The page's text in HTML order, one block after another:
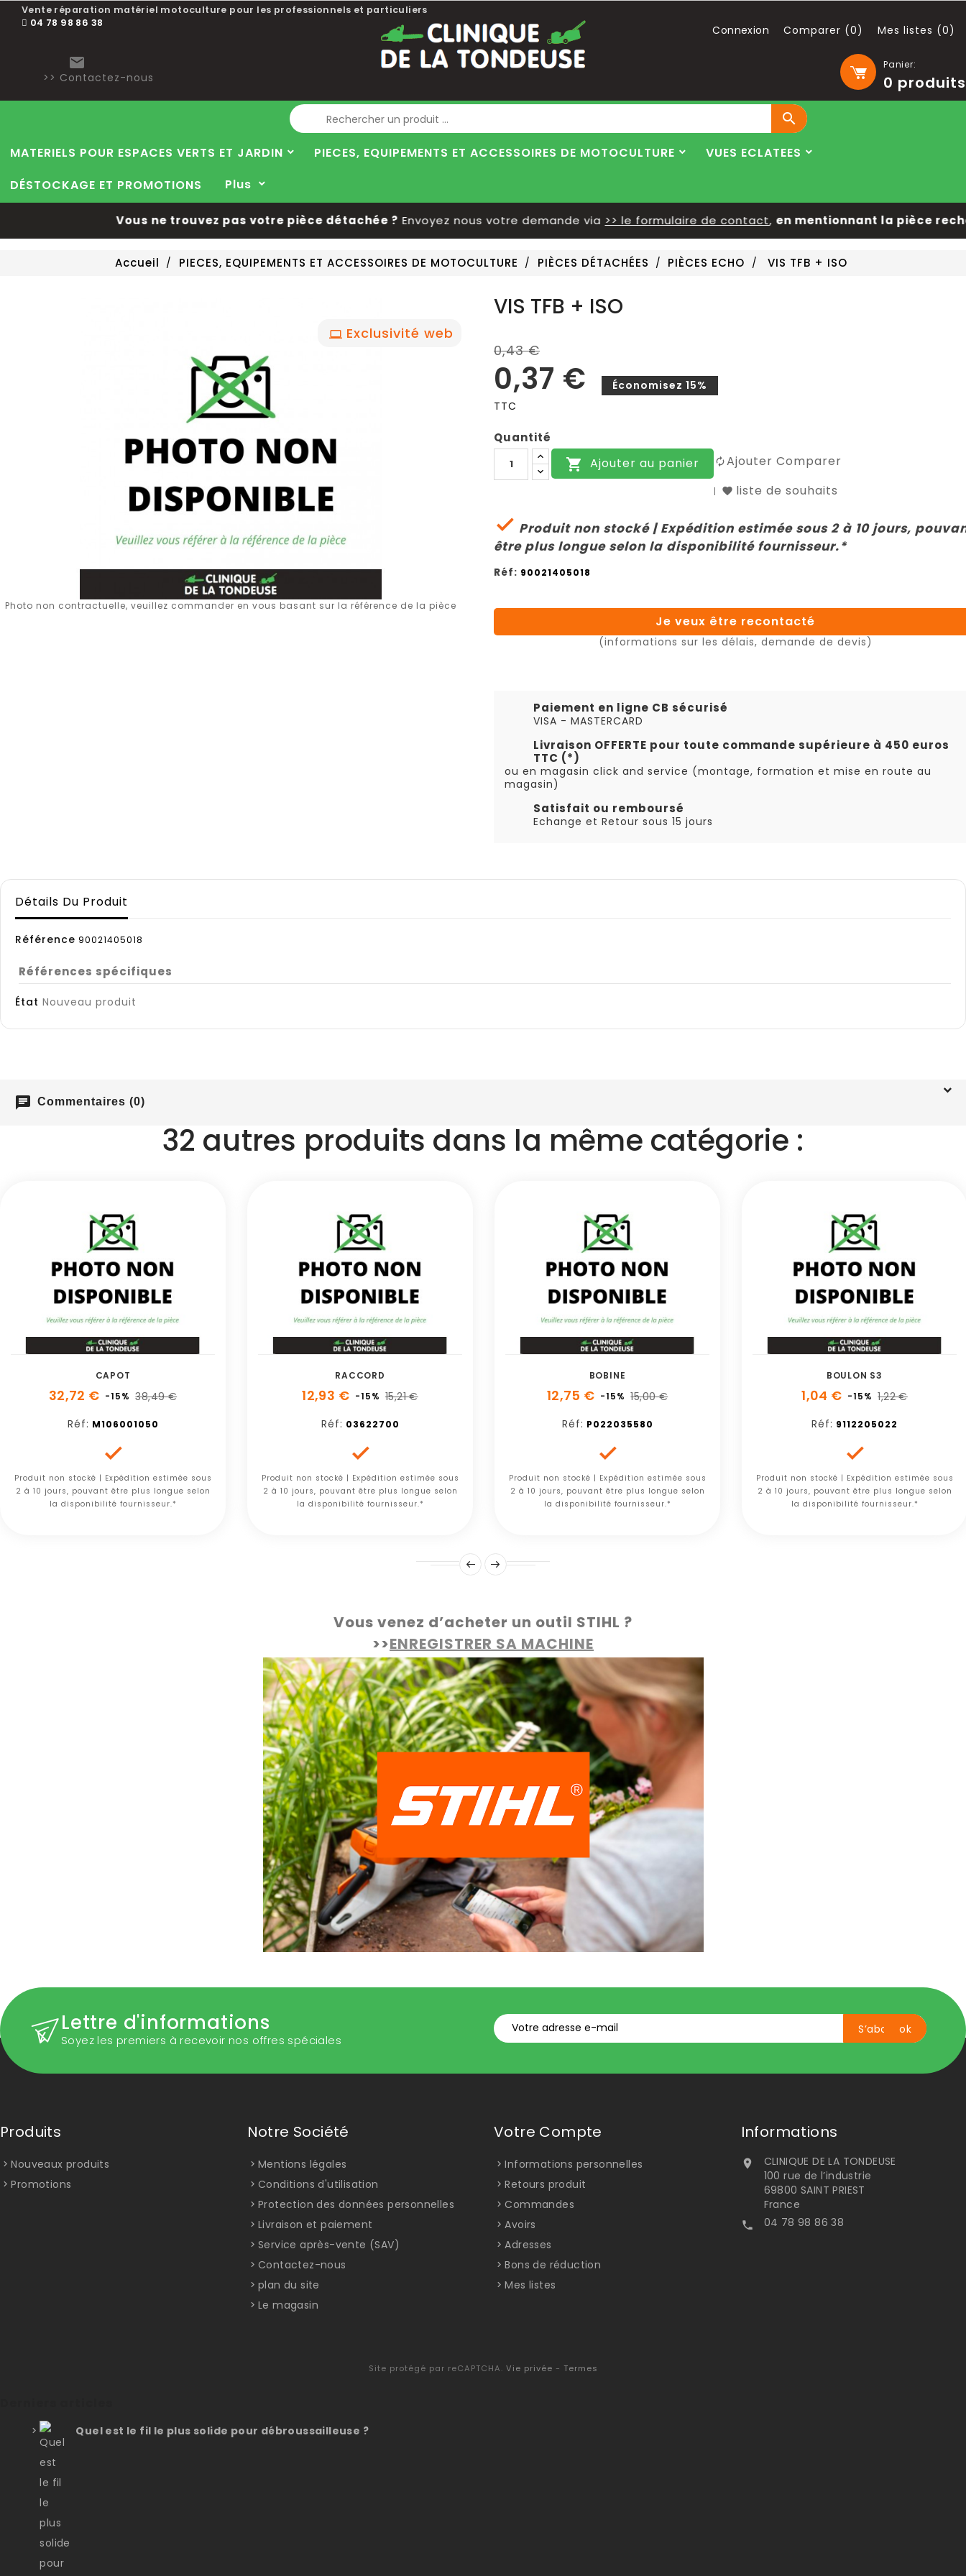
Vente réparation matériel motoculture pour les professionnels et particuliers
04 78 98 86 38
Panier:
0 produits

>> Contactez-nous
Connexion Comparer (0) Mes listes (0)
Blog

MATERIELS POUR ESPACES VERTS ET JARDIN PIECES, EQUIPEMENTS ET ACCESSOIRES DE MOTOCULTURE
VUES ECLATEES
DÉSTOCKAGE ET PROMOTIONS
Plus
Vous ne trouvez pas votre pièce détachée ?Envoyez nous votre demande via>> le formulaire de contact,en mentionnant la pièce
Accueil PIECES, EQUIPEMENTS ET ACCESSOIRES DE MOTOCULTURE PIÈCES DÉTACHÉES PIÈCES ECHO VIS TFB + ISO
Exclusivité web
Photo non contractuelle, veuillez commander en vous basant sur la référence de la pièce
VIS TFB + ISO
0,43 €
0,37 €
Économisez 15%
TTC
Quantité
 Ajouter au panier
Ajouter Comparer
liste de souhaits
 Produit non stocké | Expédition estimée sous 2 à 10 jours,
être plus longue selon la disponibilité fournisseur.*
Réf: 90021405018
Je veux être recontacté
(informations sur les délais, demande de devis)
Paiement en ligne CB sécurisé
VISA - MASTERCARD
Livraison OFFERTE pour toute commande supérieure à 450 euros
TTC (*)
ou en magasin click and service (montage, formation et mise en route au
magasin)
Satisfait ou remboursé
Echange et Retour sous 15 jours
Détails Du Produit
Référence 90021405018
Références spécifiques
État Nouveau produit
chat Commentaires (0)
32 autres produits dans la même catégorie :
CAPOT
32,72 € -15% 38,49 €
Réf: M106001050

Produit non stocké | Expédition estimée sous
2 à 10 jours, pouvant être plus longue selon
la disponibilité fournisseur.*
RACCORD
12,93 € -15% 15,21 €
Réf: 03622700

Produit non stocké | Expédition estimée sous
2 à 10 jours, pouvant être plus longue selon
la disponibilité fournisseur.*
BOBINE
12,75 € -15% 15,00 €
Réf: P022035580

Produit non stocké | Expédition estimée sous
2 à 10 jours, pouvant être plus longue selon
la disponibilité fournisseur.*
BOULON S3
1,04 € -15% 1,22 €
Réf: 9112205022

Produit non stocké | Expédition estimée sous
2 à 10 jours, pouvant être plus longue selon
la disponibilité fournisseur.*
Vous venez d’acheter un outil STIHL ?
>>ENREGISTRER SA MACHINE
Lettre d'informations
Soyez les premiers à recevoir nos offres spéciales
Produits
Nouveaux produits
Promotions
Notre Société
Mentions légales
Conditions d'utilisation
Protection des données personnelles
Livraison et paiement
Service après-vente (SAV)
Contactez-nous
plan du site
Le magasin
Votre Compte
Informations personnelles
Retours produit
Commandes
Avoirs
Adresses
Bons de réduction
Mes listes
Informations

CLINIQUE DE LA TONDEUSE
100 rue de l’industrie
69800 SAINT PRIEST
France
 04 78 98 86 38
Site protégé par reCAPTCHA. Vie privée - Termes
Quel est le fil le plus solide pour débroussailleuse ?